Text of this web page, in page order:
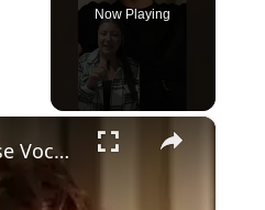
Now Playing
×
Se Não Fosse Você já está em cartaz nos cinemas!